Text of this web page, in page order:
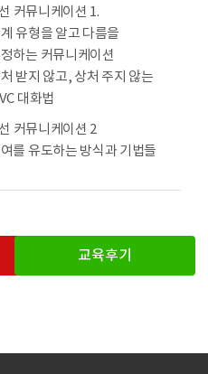
커뮤니케이션 1.
유형을 알고 다름을
하는 커뮤니케이션
받지 않고, 상처 주지 않는
대화법
커뮤니케이션 2
를 유도하는 방식과 기법들
교육후기